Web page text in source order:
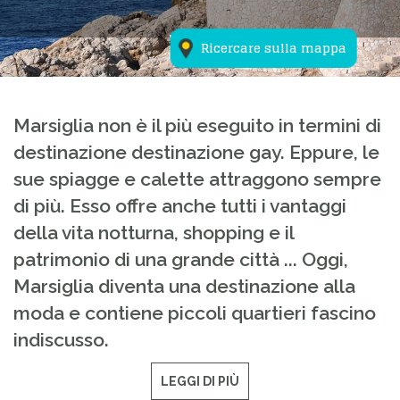
Ricercare sulla mappa
Marsiglia non è il più eseguito in termini di
destinazione destinazione gay. Eppure, le
sue spiagge e calette attraggono sempre
di più. Esso offre anche tutti i vantaggi
della vita notturna, shopping e il
patrimonio di una grande città ... Oggi,
Marsiglia diventa una destinazione alla
moda e contiene piccoli quartieri fascino
indiscusso.
LEGGI DI PIÙ